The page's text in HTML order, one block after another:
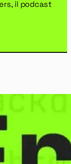
il podcast